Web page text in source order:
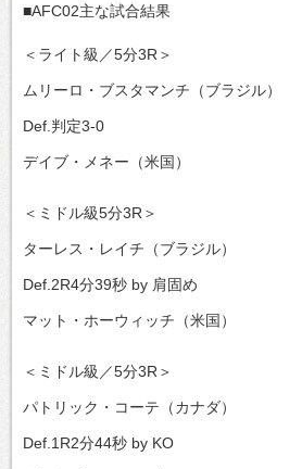
■AFC02主な試合結果
＜ライト級／5分3R＞
ムリーロ・ブスタマンチ（ブラジル）
Def.判定3-0
デイブ・メネー（米国）
＜ミドル級5分3R＞
ターレス・レイチ（ブラジル）
Def.2R4分39秒 by 肩固め
マット・ホーウィッチ（米国）
＜ミドル級／5分3R＞
パトリック・コーテ（カナダ）
Def.1R2分44秒 by KO